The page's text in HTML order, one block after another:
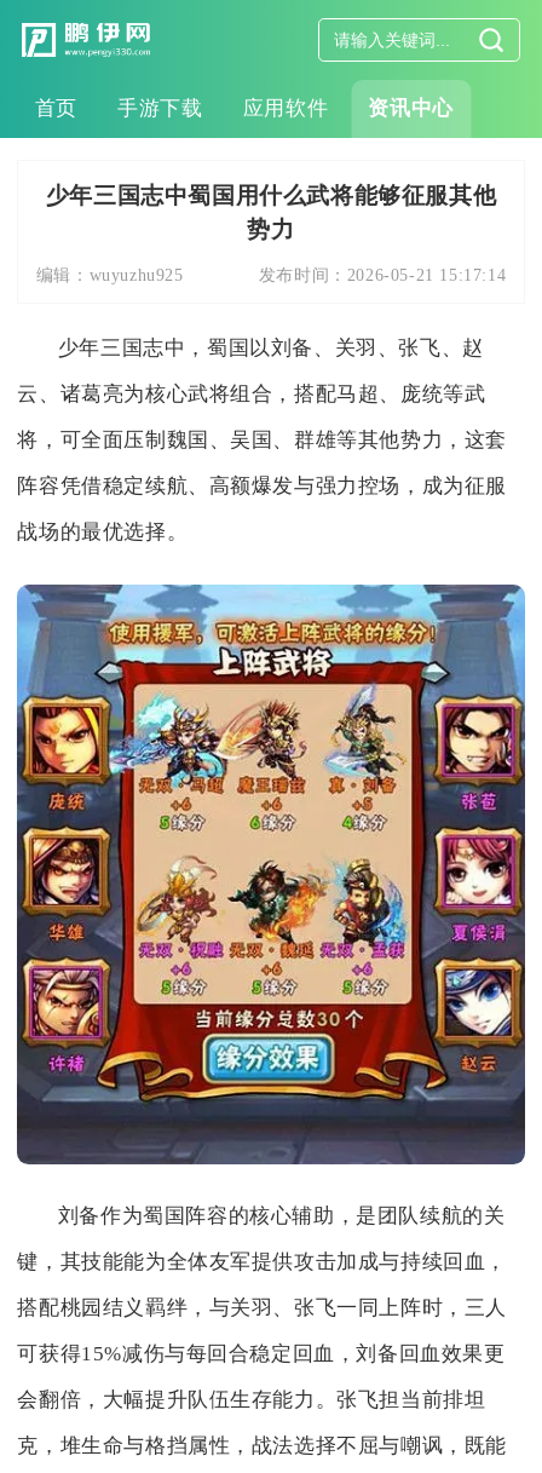
首页 手游下载 应用软件 资讯中心
少年三国志中蜀国用什么武将能够征服其他
势力
编辑： wuyuzhu925 发布时间： 2026-05-21 15:17:14
少年三国志中，蜀国以刘备、关羽、张飞、赵
云、诸葛亮为核心武将组合，搭配马超、庞统等武
将，可全面压制魏国、吴国、群雄等其他势力，这套
阵容凭借稳定续航、高额爆发与强力控场，成为征服
战场的最优选择。
刘备作为蜀国阵容的核心辅助，是团队续航的关
键，其技能能为全体友军提供攻击加成与持续回血，
搭配桃园结义羁绊，与关羽、张飞一同上阵时，三人
可获得15%减伤与每回合稳定回血，刘备回血效果更
会翻倍，大幅提升队伍生存能力。张飞担当前排坦
克，堆生命与格挡属性，战法选择不屈与嘲讽，既能